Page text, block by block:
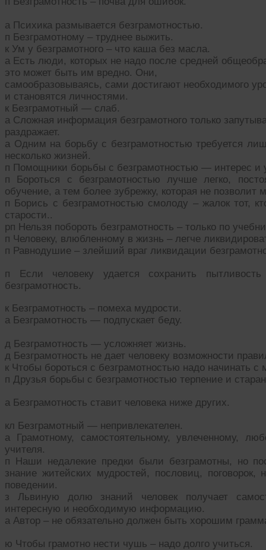
а Психика размывается безграмотностью.
п Безграмотному – труднее выжить.
к Ум у безграмотного – что каша без масла.
а Есть люди, которых не надо после средней
это может быть им вредно. Они,
самообразовываясь, сами достигают необходимого
и становятся личностями.
к Безграмотный — слаб.
а Сложная информация безграмотного только
раздражает.
а Одним на борьбу с безграмотностью требуется
несколько жизней.
п Помощники борьбы с безграмотностью — интерес и
п Бороться с безграмотностью лучше легко,
обучение, а тем более зубрежку, которая не позволит
п Борись с безграмотностью смолоду – жалок тот,
старости..
рп Нельзя побороть безграмотность – только по
п Человеку, влюбленному в жизнь – легче
п Равнодушие – злейший враг ликвидации
п Если человеку удается сохранить
безграмотность.
к Безграмотность – помеха мудрости.
а Безграмотность — подпускает беду.
д Безграмотность — усложняет жизнь.
д Безграмотность не дает человеку возможности
к Чтобы бороться с безграмотностью надо начинать с
п Друзья борьбы с безграмотностью терпение и
а Безграмотность ставит человека ниже других.
кл Безграмотный — непривлекателен.
а Грамотному, самостоятельному, увлеченному,
учителя.
п Наши недалекие предки были безграмотны, но
знание житейских мудростей, пословиц,
поведении.
з Львиную долю знаний человек получает
интересную и необходимую информацию.
а Автор – не обязательно должен быть хорошим
ю Чтобы грамотно нести чушь – надо долго учиться.